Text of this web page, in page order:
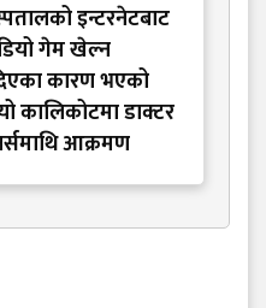
इन्टरनेटबाट
गेम खेल्न
कारण भएको
कालिकोटमा डाक्टर
आक्रमण